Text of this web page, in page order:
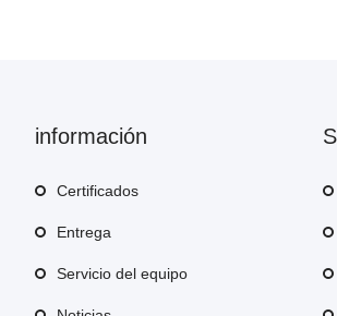
información
Certificados
Entrega
Servicio del equipo